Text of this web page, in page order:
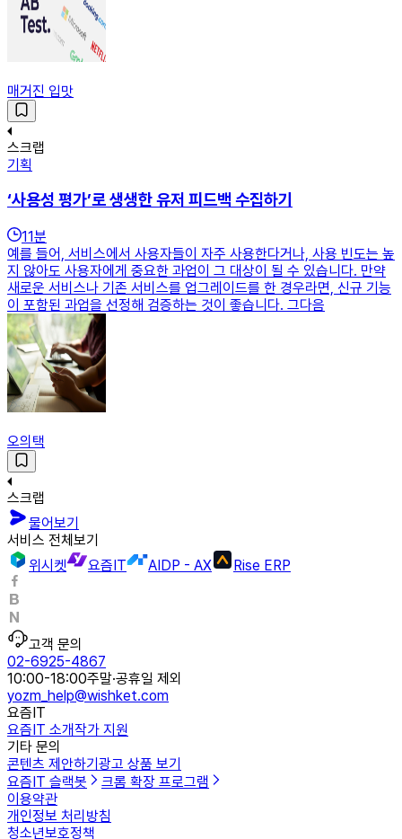
매거진 입맛
스크랩
기획
‘사용성 평가’로 생생한 유저 피드백 수집하기
11분
예를 들어, 서비스에서 사용자들이 자주 사용한다거나, 사용 빈도는 높
지 않아도 사용자에게 중요한 과업이 그 대상이 될 수 있습니다. 만약
새로운 서비스나 기존 서비스를 업그레이드를 한 경우라면, 신규 기능
이 포함된 과업을 선정해 검증하는 것이 좋습니다. 그다음
오의택
스크랩
물어보기
서비스 전체보기
위시켓
요즘IT AIDP - AX Rise ERP
고객 문의
02-6925-4867
10:00-18:00주말·공휴일 제외
yozm_help@wishket.com
요즘IT
요즘IT 소개작가 지원
기타 문의
콘텐츠 제안하기 광고 상품 보기
요즘IT 슬랙봇
크롬 확장 프로그램
이용약관
개인정보 처리방침
청소년보호정책